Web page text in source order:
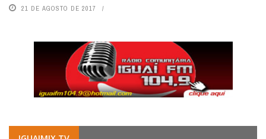
21 DE AGOSTO DE 2017